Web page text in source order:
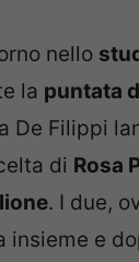
nello
la puntata
De Filippi
di Rosa
. I due,
insieme e